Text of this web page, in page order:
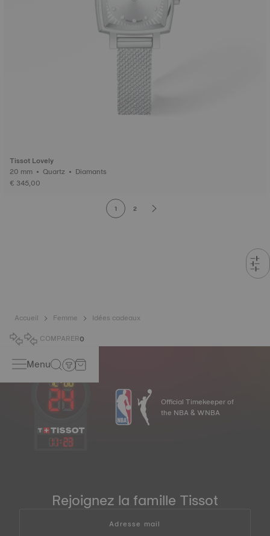
Tissot Lovely
20 mm • Quartz • Diamants
€ 345,00
1 2
Accueil Femme
Idées cadeaux
COMPARER0
Menu
11:23
Official Timekeeper of
the NBA & WNBA
Rejoignez la famille Tissot
Adresse mail